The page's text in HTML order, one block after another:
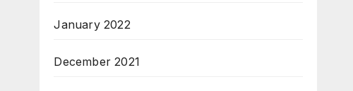
January 2022
December 2021